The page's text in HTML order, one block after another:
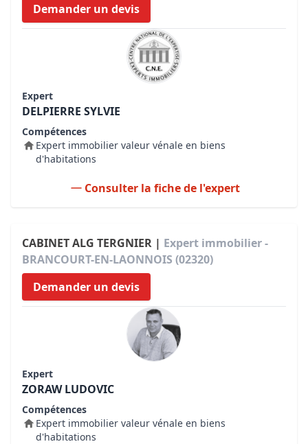
Demander un devis
Expert
DELPIERRE SYLVIE
Compétences
Expert immobilier valeur vénale en biens
d'habitations
Consulter la fiche de l'expert
CABINET ALG TERGNIER | Expert immobilier -
BRANCOURT-EN-LAONNOIS (02320)
Demander un devis
Expert
ZORAW LUDOVIC
Compétences
Expert immobilier valeur vénale en biens
d'habitations